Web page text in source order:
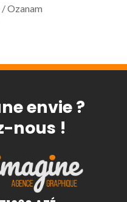
Ozanam
envie ?
nous !